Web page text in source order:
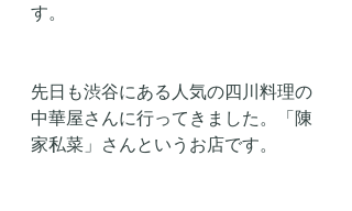
す。
先日も渋谷にある人気の四川料理の
中華屋さんに行ってきました。「陳
家私菜」さんというお店です。